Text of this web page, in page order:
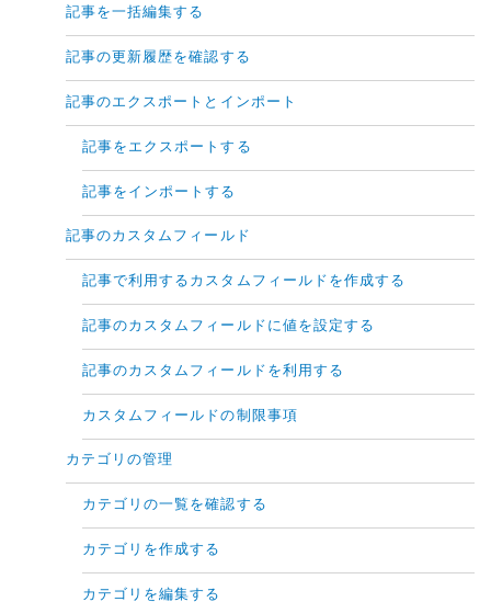
記事を一括編集する
記事の更新履歴を確認する
記事のエクスポートとインポート
記事をエクスポートする
記事をインポートする
記事のカスタムフィールド
記事で利用するカスタムフィールドを作成する
記事のカスタムフィールドに値を設定する
記事のカスタムフィールドを利用する
カスタムフィールドの制限事項
カテゴリの管理
カテゴリの一覧を確認する
カテゴリを作成する
カテゴリを編集する